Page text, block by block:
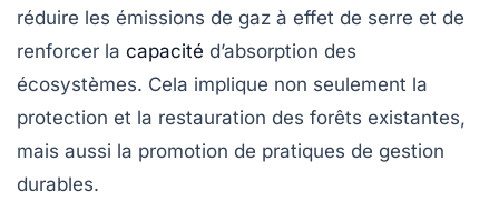
réduire les émissions de gaz à effet de serre et de
renforcer la capacité d’absorption des
écosystèmes. Cela implique non seulement la
protection et la restauration des forêts existantes,
mais aussi la promotion de pratiques de gestion
durables.